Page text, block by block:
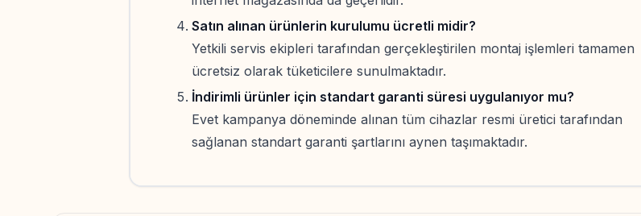
Satın alınan ürünlerin kurulumu ücretli midir?
Yetkili servis ekipleri tarafından gerçekleştirilen montaj işlemleri tamamen
ücretsiz olarak tüketicilere sunulmaktadır.
İndirimli ürünler için standart garanti süresi uygulanıyor mu?
Evet kampanya döneminde alınan tüm cihazlar resmi üretici tarafından
sağlanan standart garanti şartlarını aynen taşımaktadır.